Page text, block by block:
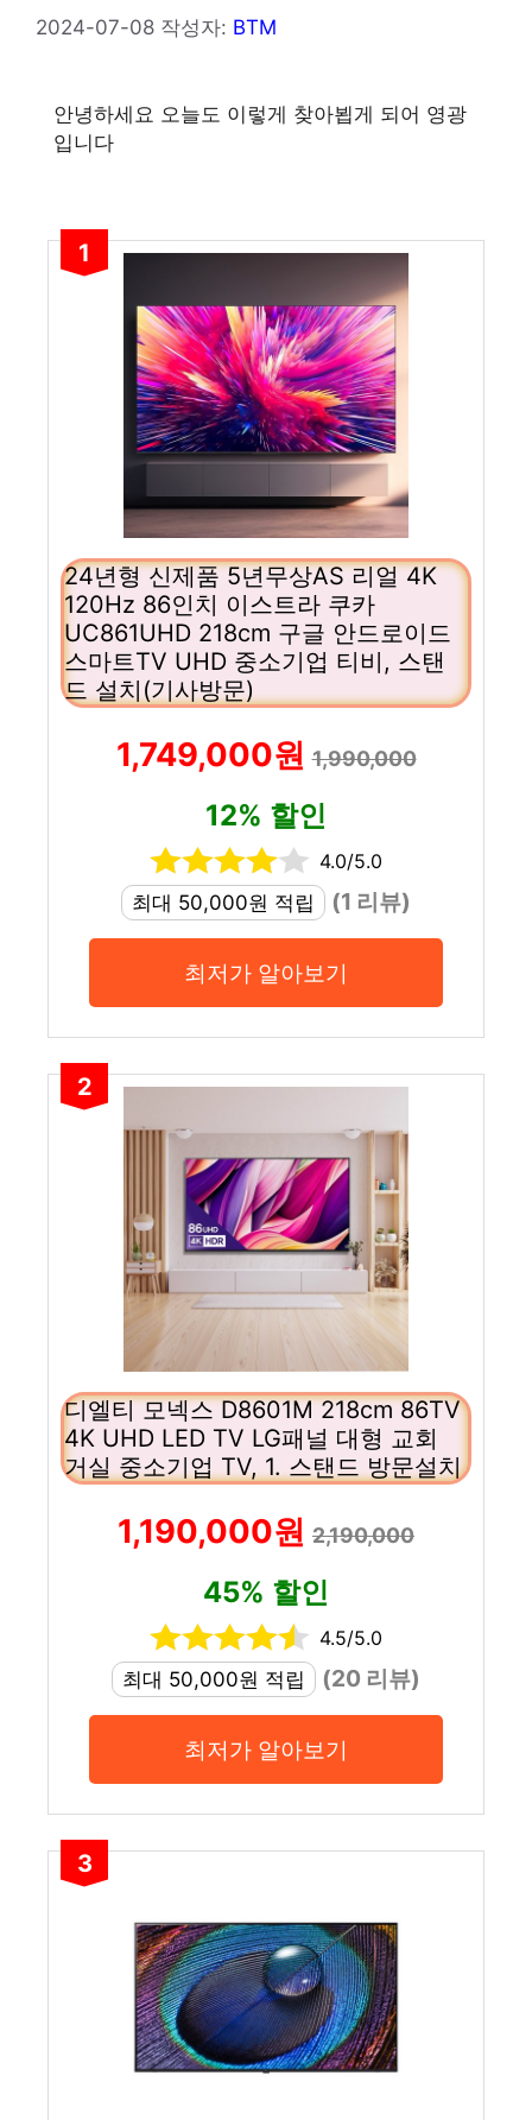
2024-07-08 작성자: BTM
안녕하세요 오늘도 이렇게 찾아뵙게 되어 영광
입니다
1
24년형 신제품 5년무상AS 리얼 4K
120Hz 86인치 이스트라 쿠카
UC861UHD 218cm 구글 안드로이드
스마트TV UHD 중소기업 티비, 스탠
드 설치(기사방문)
1,749,000원1,990,000
12% 할인
4.0/5.0
최대 50,000원 적립
(1 리뷰)
최저가 알아보기
2
디엘티 모넥스 D8601M 218cm 86TV
4K UHD LED TV LG패널 대형 교회
거실 중소기업 TV, 1. 스탠드 방문설치
1,190,000원 2,190,000
45% 할인
4.5/5.0
최대 50,000원 적립
(20 리뷰)
최저가 알아보기
3